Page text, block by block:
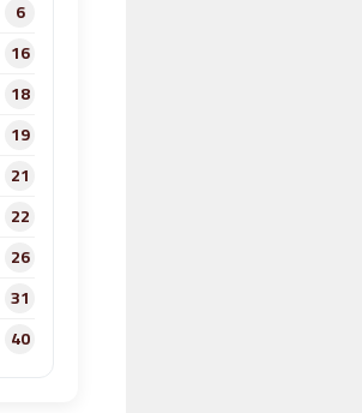
6
16
18
19
21
22
26
31
40